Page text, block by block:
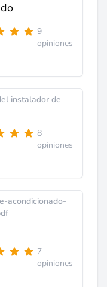
9
opiniones
instalador de
8
opiniones
acondicionado-
7
opiniones